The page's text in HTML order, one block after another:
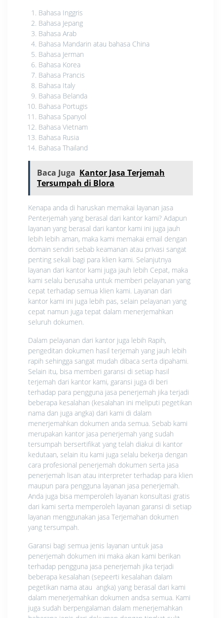
Bahasa Inggris
Bahasa Jepang
Bahasa Arab
Bahasa Mandarin atau bahasa China
Bahasa Jerman
Bahasa Korea
Bahasa Prancis
Bahasa Italy
Bahasa Belanda
Bahasa Portugis
Bahasa Spanyol
Bahasa Vietnam
Bahasa Rusia
Bahasa Thailand
Baca Juga Kantor Jasa Terjemah
Tersumpah di Blora
Kenapa anda di haruskan memakai layanan jasa
Penterjemah yang berasal dari kantor kami? Adapun
layanan yang berasal dari kantor kami ini juga jauh
lebih lebih aman, maka kami memakai email dengan
domain sendiri sebab keamanan atau privasi sangat
penting sekali bagi para klien kami. Selanjutnya
layanan dari kantor kami juga jauh lebih Cepat, maka
kami selalu berusaha untuk memberi pelayanan yang
cepat terhadap semua klien kami. Layanan dari
kantor kami ini juga lebih pas, selain pelayanan yang
cepat namun juga tepat dalam menerjemahkan
seluruh dokumen.
Dalam pelayanan dari kantor juga lebih Rapih,
pengeditan dokumen hasil terjemah yang jauh lebih
rapih sehingga sangat mudah dibaca serta dipahami.
Selain itu, bisa memberi garansi di setiap hasil
terjemah dari kantor kami, garansi juga di beri
terhadap para pengguna jasa penerjemah jika terjadi
beberapa kesalahan (kesalahan ini meliputi pegetikan
nama dan juga angka) dari kami di dalam
menerjemahkan dokumen anda semua. Sebab kami
merupakan kantor jasa penerjemah yang sudah
tersumpah bersertifikat yang telah diakui di kantor
kedutaan, selain itu kami juga selalu bekerja dengan
cara profesional penerjemah dokumen serta jasa
penerjemah lisan atau interpreter terhadap para klien
maupun para pengguna layanan jasa penerjemah.
Anda juga bisa memperoleh layanan konsultasi gratis
dari kami serta memperoleh layanan garansi di setiap
layanan menggunakan jasa Terjemahan dokumen
yang tersumpah.
Garansi bagi semua jenis layanan untuk jasa
penerjemah dokumen ini maka akan kami berikan
terhadap pengguna jasa penerjemah jika terjadi
beberapa kesalahan (sepeerti kesalahan dalam
pegetikan nama atau angka) yang berasal dari kami
dalam menerjemahkan dokumen andsa semua. Kami
juga sudah berpengalaman dalam menerjemahkan